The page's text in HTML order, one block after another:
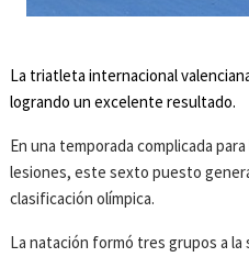
La triatleta internacional
logrando un excelente resultado.
En una temporada complicada
lesiones, este sexto puesto
clasificación olímpica.
La natación formó tres grupos a la